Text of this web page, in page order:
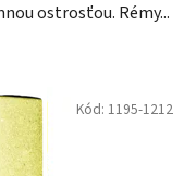
ostrosťou. Rémy...
Kód: 1195-1212